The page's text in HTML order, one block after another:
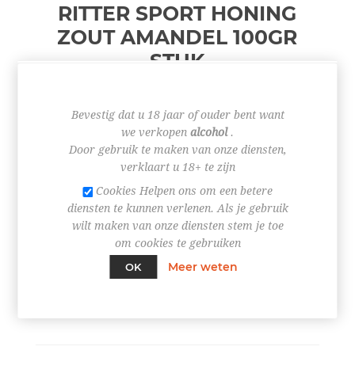
RITTER SPORT HONING
ZOUT AMANDEL 100GR
STUK
€ 2,65
BESTEL NU!
Bevestig dat u 18 jaar of ouder bent want
we verkopen alcohol.
Door gebruik te maken van onze diensten,
verklaart u 18+ te zijn
Cookies Helpen ons om een betere
diensten te kunnen verlenen. Als je gebruik
wilt maken van onze diensten stem je toe
om cookies te gebruiken
OK
Meer weten